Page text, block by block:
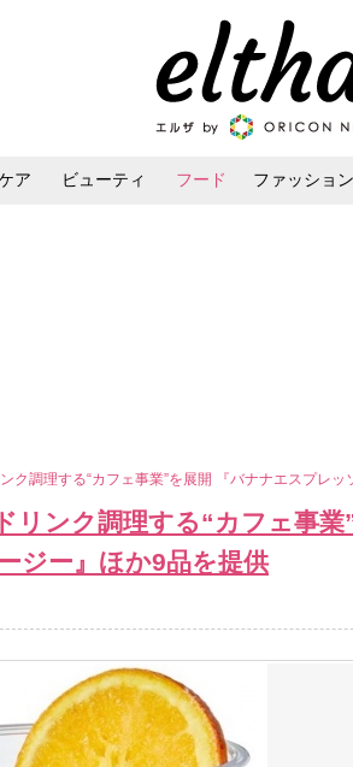
ア ビューティ フード ファッション
ク調理する“カフェ事業”を展開 『バナナエスプレ
リンク調理する“カフェ事業
ジー』ほか9品を提供